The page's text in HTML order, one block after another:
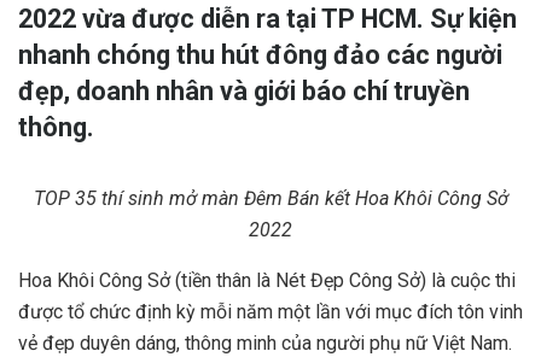
2022 vừa được diễn ra tại TP HCM. Sự kiện
nhanh chóng thu hút đông đảo các người
đẹp, doanh nhân và giới báo chí truyền
thông.
TOP 35 thí sinh mở màn Đêm Bán kết Hoa Khôi Công Sở
2022
Hoa Khôi Công Sở (tiền thân là Nét Đẹp Công Sở) là cuộc thi
được tổ chức định kỳ mỗi năm một lần với mục đích tôn vinh
vẻ đẹp duyên dáng, thông minh của người phụ nữ Việt Nam.